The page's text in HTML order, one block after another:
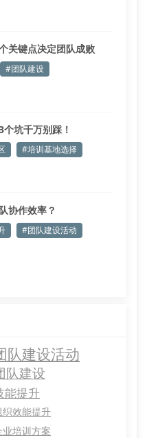
关键点决定团队成败
#团队建设
坑千万别踩！
#培训基地选择
协作效率？
#团队建设活动
队建设活动
队建设
能提升
织效能提升
业培训方案